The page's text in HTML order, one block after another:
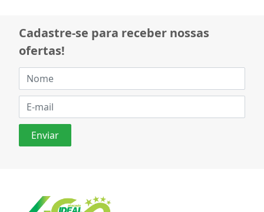
Cadastre-se para receber nossas
ofertas!